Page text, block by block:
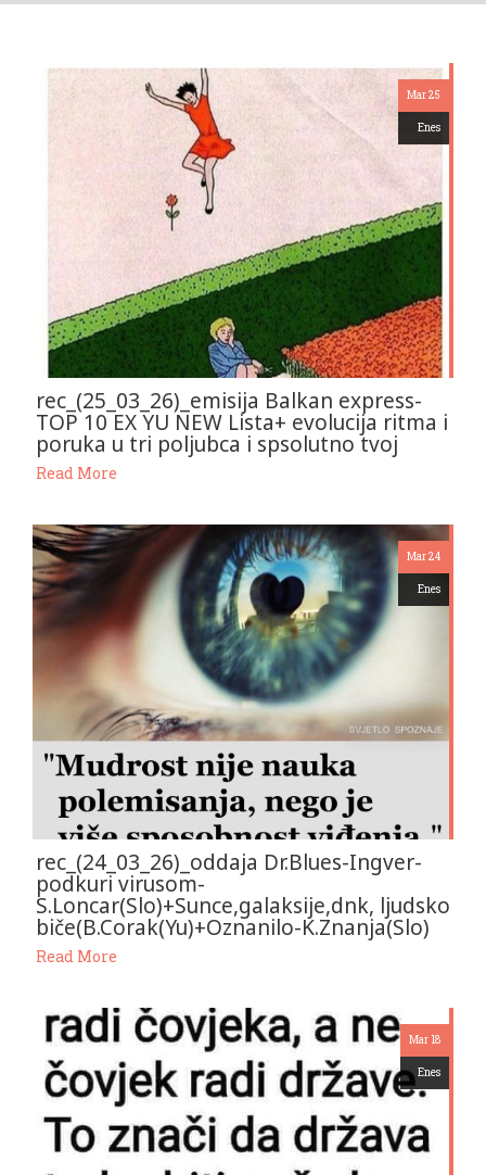
Mar 25
Enes
rec_(25_03_26)_emisija Balkan express-
TOP 10 EX YU NEW Lista+ evolucija ritma i
poruka u tri poljubca i spsolutno tvoj
Read More
Mar 24
Enes
rec_(24_03_26)_oddaja Dr.Blues-Ingver-
podkuri virusom-
S.Loncar(Slo)+Sunce,galaksije,dnk, ljudsko
biče(B.Corak(Yu)+Oznanilo-K.Znanja(Slo)
Read More
Mar 18
Enes